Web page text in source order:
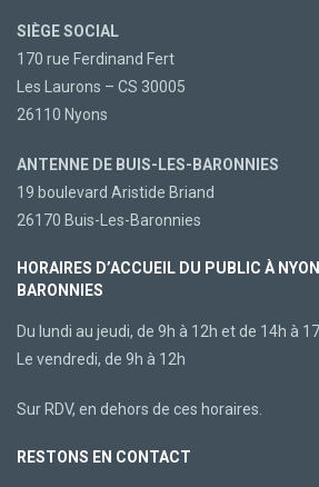
SIÈGE SOCIAL
170 rue Ferdinand Fert
Les Laurons – CS 30005
26110 Nyons
ANTENNE DE BUIS-LES-BARONNIES
19 boulevard Aristide Briand
26170 Buis-Les-Baronnies
HORAIRES D’ACCUEIL DU PUBLIC À
BARONNIES
Du lundi au jeudi, de 9h à 12h et de 14h à
Le vendredi, de 9h à 12h
Sur RDV, en dehors de ces horaires.
RESTONS EN CONTACT